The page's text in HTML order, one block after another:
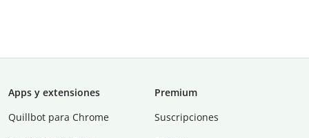
Apps y extensiones
Quillbot para Chrome
Premium
Suscripciones